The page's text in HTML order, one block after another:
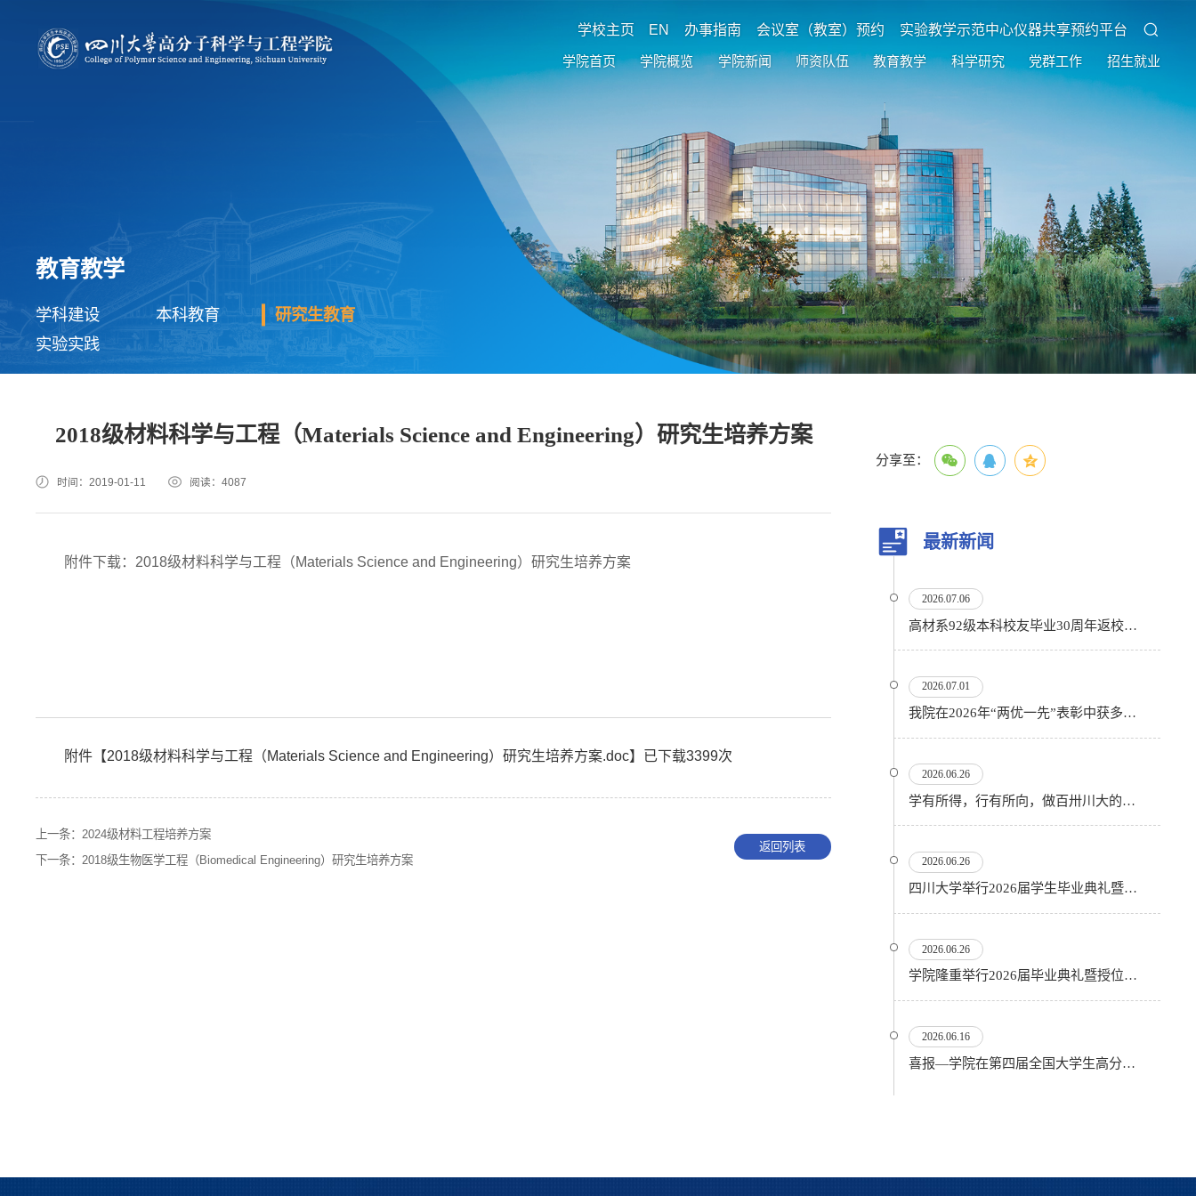
学校主页 EN 办事指南 会议室（教室）预约 实验教学示范中心仪器共享预约平台
学院首页 学院概览 学院新闻 师资队伍 教育教学 科学研究 党群工作 招生就业
教育教学
学科建设 本科教育
研究生教育
实验实践
2018级材料科学与工程（Materials Science and Engineering）研究生培养方案
时间：2019-01-11 阅读： 4087
附件下载：2018级材料科学与工程（Materials Science and Engineering）研究生培养方案
附件【2018级材料科学与工程（Materials Science and Engineering）研究生培养方案.doc】已下载3399次
上一条： 2024级材料工程培养方案
下一条： 2018级生物医学工程（Biomedical Engineering）研究生培养方案
返回列表
分享至：
最新新闻
2026.07.06
高材系92级本科校友毕业30周年返校活动顺利举行
2026.07.01
我院在2026年“两优一先”表彰中获多项殊荣
2026.06.26
学有所得，行有所向，做百卅川大的薪火赓续者——校长汪劲松在四川大学2026届学生毕业典礼上的...
2026.06.26
四川大学举行2026届学生毕业典礼暨学位授予仪式
2026.06.26
​学院隆重举行2026届毕业典礼暨授位仪式
2026.06.16
喜报—学院在第四届全国大学生高分子材料实验实践虚拟仿真大赛再创佳绩